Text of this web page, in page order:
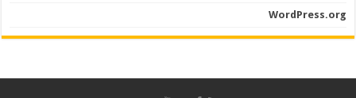
WordPress.org